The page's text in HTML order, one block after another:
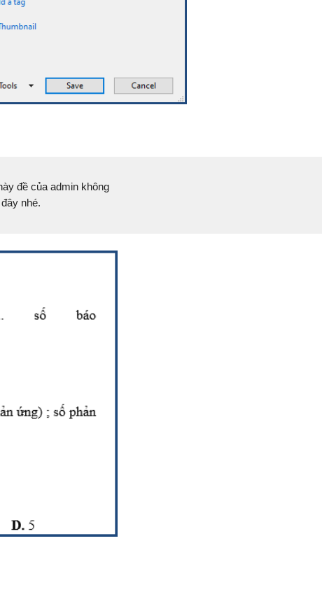
đề của admin không
nhé.